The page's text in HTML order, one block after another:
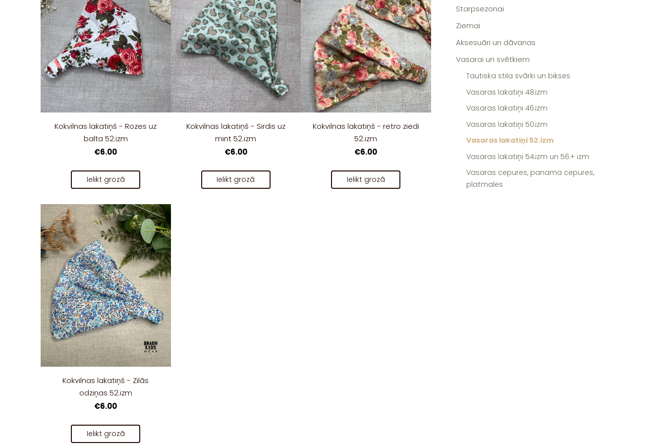
Starpsezonai
Ziemai
Aksesuāri un dāvanas
Vasarai un svētkiem
Tautiska stila svārki un bikses
Vasaras lakatiņi 48.izm
Vasaras lakatiņi 46.izm
Vasaras lakatiņi 50.izm
Vasaras lakatiņi 52.izm
Vasaras lakatiņi 54.izm un 56.+ izm
Vasaras cepures, panama cepures,
platmales
Kokvilnas lakatiņš - Rozes uz
balta 52.izm
€6.00
Ielikt grozā
Kokvilnas lakatiņš - Sirdis uz
mint 52.izm
€6.00
Ielikt grozā
Kokvilnas lakatiņš - retro ziedi
52.izm
€6.00
Ielikt grozā
Kokvilnas lakatiņš - Zilās
odziņas 52.izm
€6.00
Ielikt grozā